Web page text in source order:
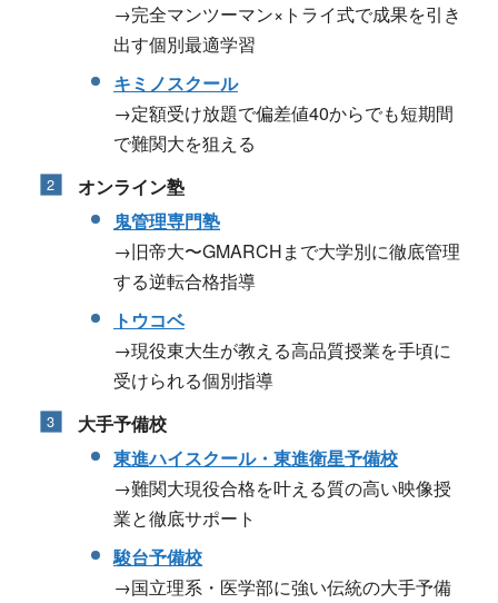
→完全マンツーマン×トライ式で成果を引き
出す個別最適学習
キミノスクール
→定額受け放題で偏差値40からでも短期間
で難関大を狙える
オンライン塾
鬼管理専門塾
→旧帝大〜GMARCHまで大学別に徹底管理
する逆転合格指導
トウコベ
→現役東大生が教える高品質授業を手頃に
受けられる個別指導
大手予備校
東進ハイスクール・東進衛星予備校
→難関大現役合格を叶える質の高い映像授
業と徹底サポート
駿台予備校
→国立理系・医学部に強い伝統の大手予備